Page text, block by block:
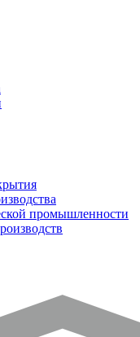
промышленности